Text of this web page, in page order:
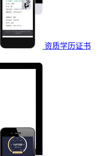
资质学历证书